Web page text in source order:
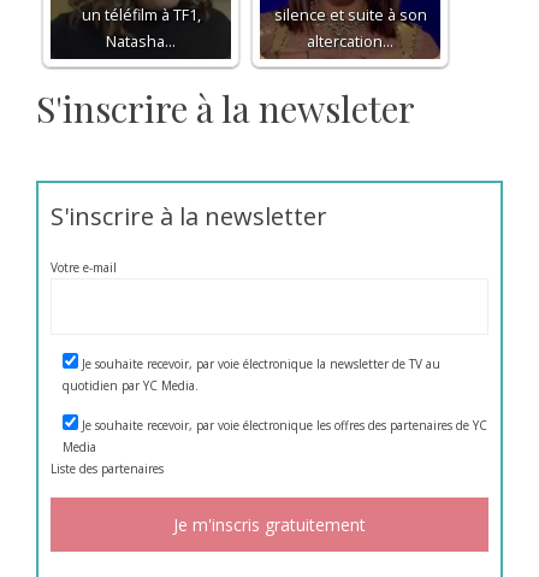
un téléfilm à TF1,
Natasha…
silence et suite à son
altercation…
S'inscrire à la newsleter
S'inscrire à la newsletter
Votre e-mail
Je souhaite recevoir, par voie électronique la newsletter de TV au
quotidien par YC Media.
Je souhaite recevoir, par voie électronique les offres des partenaires de YC
Media
Liste des partenaires